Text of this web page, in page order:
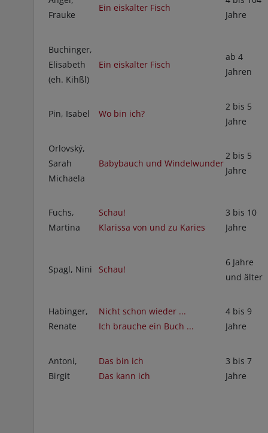
Frauke
Ein eiskalter Fisch
Jahre
Buchinger,
Elisabeth
(eh. Kihßl)
Ein eiskalter Fisch
ab 4
Jahren
Pin, Isabel Wo bin ich?
2 bis 5
Jahre
Orlovský,
Sarah
Michaela
Babybauch und Windelwunder
2 bis 5
Jahre
Fuchs,
Martina
Schau!
Klarissa von und zu Karies
3 bis 10
Jahre
Spagl, Nini Schau!
6 Jahre
und älter
Habinger,
Renate
Nicht schon wieder ...
Ich brauche ein Buch ...
4 bis 9
Jahre
Antoni,
Birgit
Das bin ich
Das kann ich
3 bis 7
Jahre